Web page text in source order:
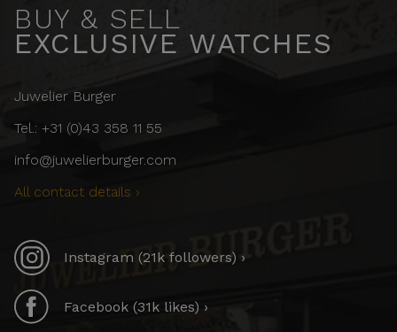
BUY & SELL
EXCLUSIVE WATCHES
Juwelier Burger
Tel.: +31 (0)43 358 11 55
info@juwelierburger.com
All contact details ›
Instagram (21k followers) ›
Facebook (31k likes) ›